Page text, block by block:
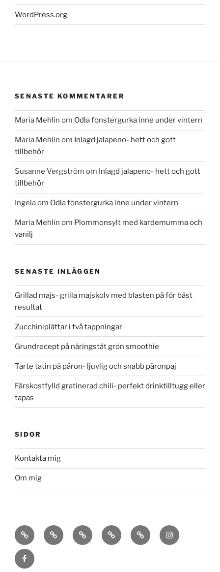
WordPress.org
SENASTE KOMMENTARER
Maria Mehlin om Odla fönstergurka inne under vintern
Maria Mehlin om Inlagd jalapeno- hett och gott
tillbehör
Susanne Vergström om Inlagd jalapeno- hett och gott
tillbehör
Ingelaom Odla fönstergurka inne under vintern
Maria Mehlin om Plommonsylt med kardemumma och
vanilj
SENASTE INLÄGGEN
Grillad majs- grilla majskolv med blasten på för bäst
resultat
Zucchiniplättar i två tappningar
Grundrecept på näringstät grön smoothie
Tarte tatin på päron- ljuvlig och snabb päronpaj
Färskostfylld gratinerad chili- perfekt drinktilltugg eller
tapas
SIDOR
Kontakta mig
Om mig
HEM
OM
MIG
KONTAKTA
MIG
MEDLEMSTJÄNSTEN
ODLA
KURSER
&
INSTAGRAM
FACEBOOK